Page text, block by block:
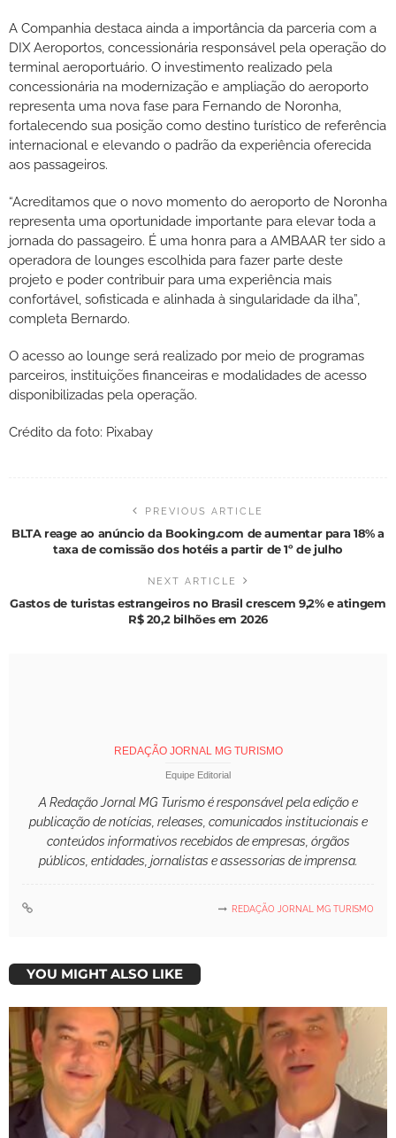
A Companhia destaca ainda a importância da parceria com a
DIX Aeroportos, concessionária responsável pela operação do
terminal aeroportuário. O investimento realizado pela
concessionária na modernização e ampliação do aeroporto
representa uma nova fase para Fernando de Noronha,
fortalecendo sua posição como destino turístico de referência
internacional e elevando o padrão da experiência oferecida
aos passageiros.
“Acreditamos que o novo momento do aeroporto de Noronha
representa uma oportunidade importante para elevar toda a
jornada do passageiro. É uma honra para a AMBAAR ter sido a
operadora de lounges escolhida para fazer parte deste
projeto e poder contribuir para uma experiência mais
confortável, sofisticada e alinhada à singularidade da ilha”,
completa Bernardo.
O acesso ao lounge será realizado por meio de programas
parceiros, instituições financeiras e modalidades de acesso
disponibilizadas pela operação.
Crédito da foto: Pixabay
PREVIOUS ARTICLE
BLTA reage ao anúncio da Booking.com de aumentar para 18% a
taxa de comissão dos hotéis a partir de 1º de julho
NEXT ARTICLE
Gastos de turistas estrangeiros no Brasil crescem 9,2% e atingem
R$ 20,2 bilhões em 2026
REDAÇÃO JORNAL MG TURISMO
Equipe Editorial
A Redação Jornal MG Turismo é responsável pela edição e
publicação de notícias, releases, comunicados institucionais e
conteúdos informativos recebidos de empresas, órgãos
públicos, entidades, jornalistas e assessorias de imprensa.
REDAÇÃO JORNAL MG TURISMO
YOU MIGHT ALSO LIKE